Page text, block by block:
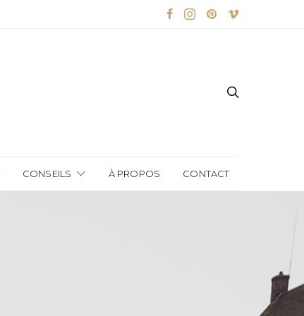
CONSEILS À PROPOS CONTACT